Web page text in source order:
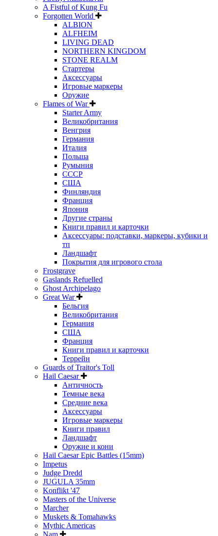
A Fistful of Kung Fu
Forgotten World
ALBION
ALFHEIM
LIVING DEAD
NORTHERN KINGDOM
STONE REALM
Стартеры
Аксессуары
Игровые маркеры
Оружие
Flames of War
Starter Army
Великобритания
Венгрия
Германия
Италия
Польша
Румыния
СССР
США
Финляндия
Франция
Япония
Другие страны
Книги правил и карточки
Аксессуары: подставки, маркеры, кубики и
тп
Ландшафт
Покрытия для игрового стола
Frostgrave
Gaslands Refuelled
Ghost Archipelago
Great War
Бельгия
Великобритания
Германия
США
Франция
Книги правил и карточки
Террейн
Guards of Traitor's Toll
Hail Caesar
Античность
Темные века
Средние века
Аксессуары
Игровые маркеры
Книги правил
Ландшафт
Оружие и кони
Hail Caesar Epic Battles (15mm)
Impetus
Judge Dredd
JUGULA 35mm
Konflikt '47
Masters of the Universe
Marcher
Muskets & Tomahawks
Mythic Americas
Nam